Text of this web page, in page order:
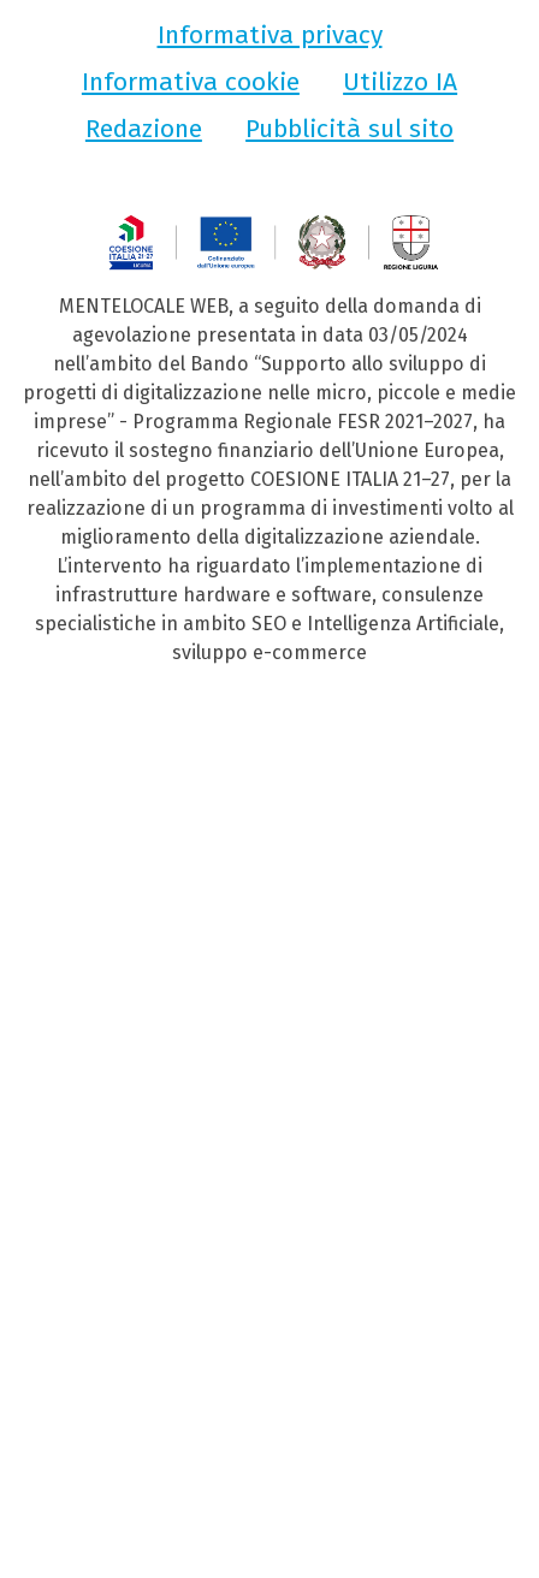
Informativa privacy
Informativa cookie
Utilizzo IA
Redazione
Pubblicità sul sito
MENTELOCALE WEB, a seguito della domanda di
agevolazione presentata in data 03/05/2024
nell’ambito del Bando “Supporto allo sviluppo di
progetti di digitalizzazione nelle micro, piccole e medie
imprese” - Programma Regionale FESR 2021–2027, ha
ricevuto il sostegno finanziario dell’Unione Europea,
nell’ambito del progetto COESIONE ITALIA 21–27, per la
realizzazione di un programma di investimenti volto al
miglioramento della digitalizzazione aziendale.
L’intervento ha riguardato l’implementazione di
infrastrutture hardware e software, consulenze
specialistiche in ambito SEO e Intelligenza Artificiale,
sviluppo e-commerce